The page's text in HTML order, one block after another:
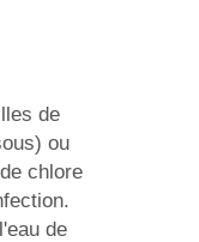
de
ou
chlore
de